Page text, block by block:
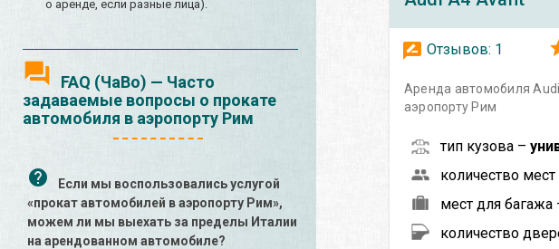
о аренде, если разные лица).
FAQ (ЧаВо) — Часто
задаваемые вопросы о прокате
автомобиля в аэропорту Рим
Если мы воспользовались услугой
«прокат автомобилей в аэропорту Рим»,
можем ли мы выехать за пределы Италии
на арендованном автомобиле?
Отзывов: 1
Аренда автомобиля
аэропорту Рим
тип кузова –
количество мест
мест для багажа
количество